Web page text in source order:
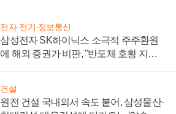
전자·전기·정보통신
삼성전자 SK하이닉스 소극적 주주환원
에 해외 증권가 비판, "반도체 호황 지속
건설
원전 건설 국내외서 속도 붙어, 삼성물산·